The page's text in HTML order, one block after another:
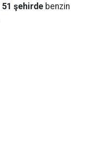
51 şehirde benzin